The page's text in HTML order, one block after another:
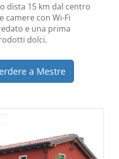
dista 15 km dal centro
camere con Wi-Fi
e una prima
dolci.
a Mestre